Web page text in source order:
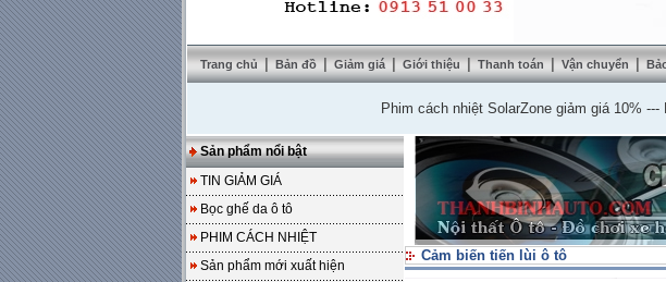
Trang chủ | Bản đồ | Giảm giá | Giới thiệu | Thanh toán | Vận chuyển |
Phim cách nhiệt SolarZone giảm giá 10%--- Mua
Sản phẩm nổi bật
TIN GIẢM GIÁ
Bọc ghế da ô tô
PHIM CÁCH NHIỆT
Sản phẩm mới xuất hiện
Cảm biến tiến lùi ô tô